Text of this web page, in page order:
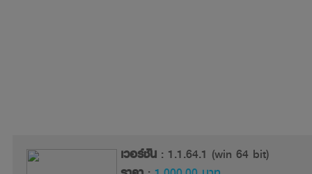
เวอร์ชัน : 1.1.64.1 (win 64 bit)